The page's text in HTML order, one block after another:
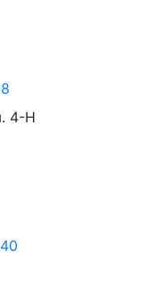
4-Н